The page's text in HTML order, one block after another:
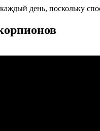
день, поскольку